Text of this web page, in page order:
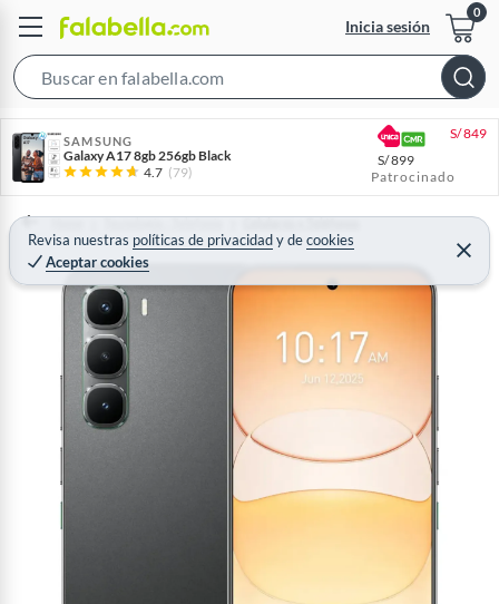
Inicia sesión
h
B
SAMSUNG
Galaxy A17 8gb 256gb Black
4.7 (79)
S/849
S/899
Patrocinado
Revisa nuestras políticas de privacidadydecookies
Aceptar cookies
C
e
r
Home Tecnología - Telefonía Celulares y Teléfonos